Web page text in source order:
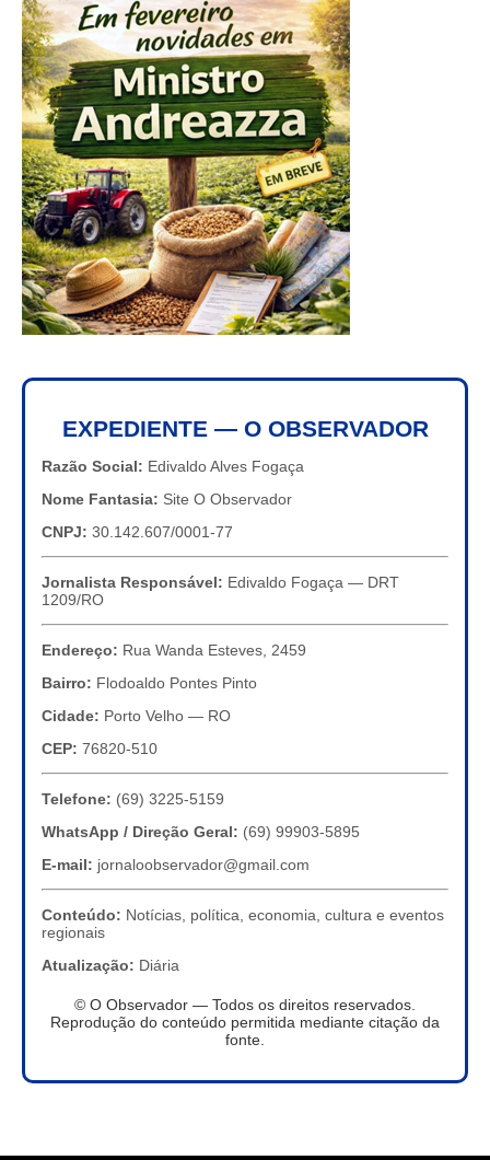
EXPEDIENTE — O OBSERVADOR
Razão Social: Edivaldo Alves Fogaça
Nome Fantasia: Site O Observador
CNPJ: 30.142.607/0001-77
Jornalista Responsável: Edivaldo Fogaça — DRT
1209/RO
Endereço: Rua Wanda Esteves, 2459
Bairro: Flodoaldo Pontes Pinto
Cidade: Porto Velho — RO
CEP: 76820-510
Telefone: (69) 3225-5159
WhatsApp / Direção Geral: (69) 99903-5895
E-mail: jornaloobservador@gmail.com
Conteúdo: Notícias, política, economia, cultura e eventos
regionais
Atualização: Diária
© O Observador — Todos os direitos reservados.
Reprodução do conteúdo permitida mediante citação da
fonte.